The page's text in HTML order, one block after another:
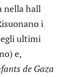
nella hall
i
ultimi
e,
de Gaza